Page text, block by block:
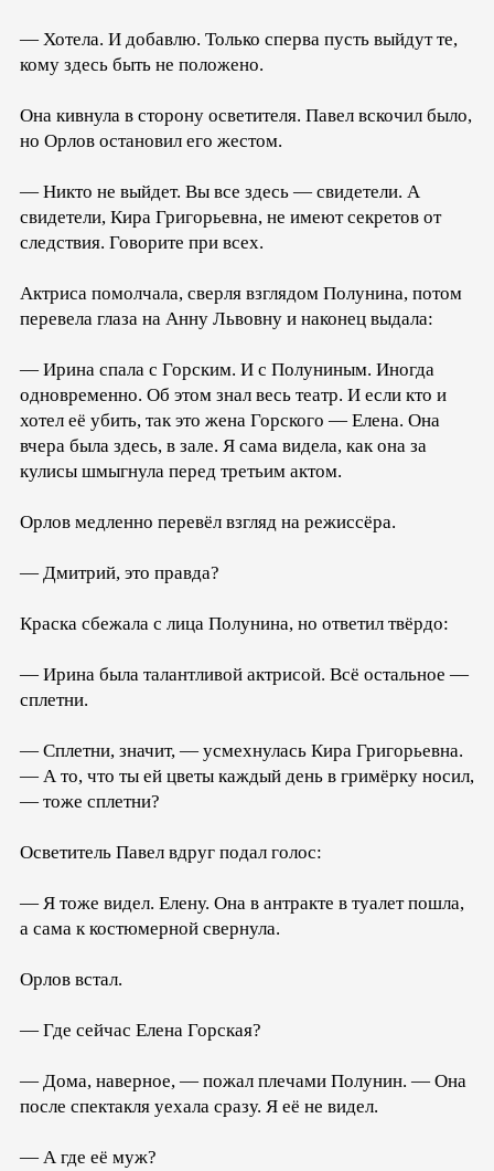
— Хотела. И добавлю. Только сперва пусть выйдут те,
кому здесь быть не положено.
Она кивнула в сторону осветителя. Павел вскочил было,
но Орлов остановил его жестом.
— Никто не выйдет. Вы все здесь — свидетели. А
свидетели, Кира Григорьевна, не имеют секретов от
следствия. Говорите при всех.
Актриса помолчала, сверля взглядом Полунина, потом
перевела глаза на Анну Львовну и наконец выдала:
— Ирина спала с Горским. И с Полуниным. Иногда
одновременно. Об этом знал весь театр. И если кто и
хотел её убить, так это жена Горского — Елена. Она
вчера была здесь, в зале. Я сама видела, как она за
кулисы шмыгнула перед третьим актом.
Орлов медленно перевёл взгляд на режиссёра.
— Дмитрий, это правда?
Краска сбежала с лица Полунина, но ответил твёрдо:
— Ирина была талантливой актрисой. Всё остальное —
сплетни.
— Сплетни, значит, — усмехнулась Кира Григорьевна.
— А то, что ты ей цветы каждый день в гримёрку носил,
— тоже сплетни?
Осветитель Павел вдруг подал голос:
— Я тоже видел. Елену. Она в антракте в туалет пошла,
а сама к костюмерной свернула.
Орлов встал.
— Где сейчас Елена Горская?
— Дома, наверное, — пожал плечами Полунин. — Она
после спектакля уехала сразу. Я её не видел.
— А где её муж?